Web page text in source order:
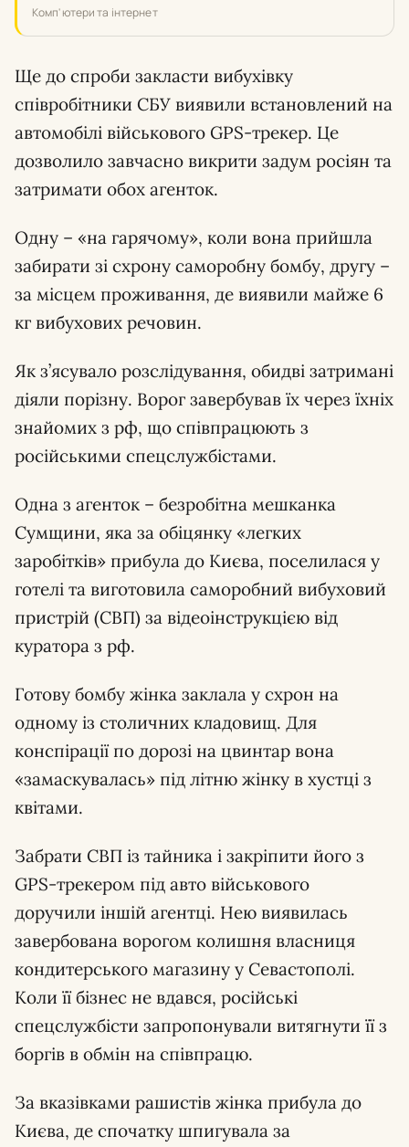
Комп'ютери та інтернет
Ще до спроби закласти вибухівку
співробітники СБУ виявили встановлений на
автомобілі військового GPS-трекер. Це
дозволило завчасно викрити задум росіян та
затримати обох агенток.
Одну – «на гарячому», коли вона прийшла
забирати зі схрону саморобну бомбу, другу –
за місцем проживання, де виявили майже 6
кг вибухових речовин.
Як з’ясувало розслідування, обидві затримані
діяли порізну. Ворог завербував їх через їхніх
знайомих з рф, що співпрацюють з
російськими спецслужбістами.
Одна з агенток – безробітна мешканка
Сумщини, яка за обіцянку «легких
заробітків» прибула до Києва, поселилася у
готелі та виготовила саморобний вибуховий
пристрій (СВП) за відеоінструкцією від
куратора з рф.
Готову бомбу жінка заклала у схрон на
одному із столичних кладовищ. Для
конспірації по дорозі на цвинтар вона
«замаскувалась» під літню жінку в хустці з
квітами.
Забрати СВП із тайника і закріпити його з
GPS-трекером під авто військового
доручили іншій агентці. Нею виявилась
завербована ворогом колишня власниця
кондитерського магазину у Севастополі.
Коли її бізнес не вдався, російські
спецслужбісти запропонували витягнути її з
боргів в обмін на співпрацю.
За вказівками рашистів жінка прибула до
Києва, де спочатку шпигувала за